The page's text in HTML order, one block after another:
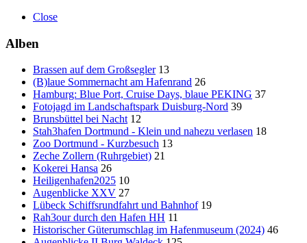
Close
Alben
Brassen auf dem Großsegler 13
(B)laue Sommernacht am Hafenrand 26
Hamburg: Blue Port, Cruise Days, blaue PEKING 37
Fotojagd im Landschaftspark Duisburg-Nord 39
Brunsbüttel bei Nacht 12
Stah3hafen Dortmund - Klein und nahezu verlasen 18
Zoo Dortmund - Kurzbesuch 13
Zeche Zollern (Ruhrgebiet) 21
Kokerei Hansa 26
Heiligenhafen2025 10
Augenblicke XXV 27
Lübeck Schiffsrundfahrt und Bahnhof 19
Rah3our durch den Hafen HH 11
Historischer Güterumschlag im Hafenmuseum (2024) 46